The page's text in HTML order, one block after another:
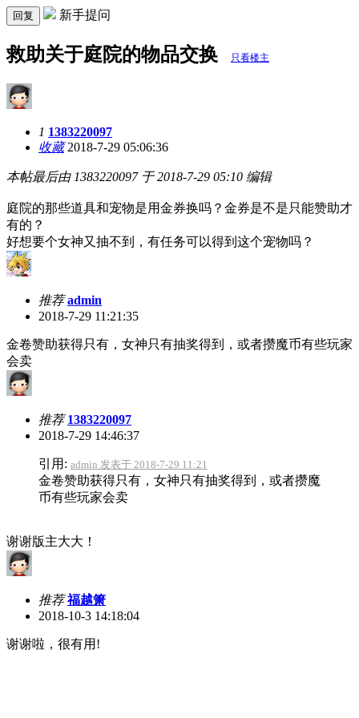
回复 新手提问
救助关于庭院的物品交换 只看楼主
1 1383220097
收藏2018-7-29 05:06:36
本帖最后由 1383220097 于 2018-7-29 05:10 编辑
庭院的那些道具和宠物是用金券换吗？金券是不是只能赞助才
有的？
好想要个女神又抽不到，有任务可以得到这个宠物吗？
推荐admin
2018-7-29 11:21:35
金卷赞助获得只有，女神只有抽奖得到，或者攒魔币有些玩家
会卖
推荐1383220097
2018-7-29 14:46:37
引用: admin 发表于 2018-7-29 11:21
金卷赞助获得只有，女神只有抽奖得到，或者攒魔
币有些玩家会卖
谢谢版主大大！
推荐福越箫
2018-10-3 14:18:04
谢谢啦，很有用!